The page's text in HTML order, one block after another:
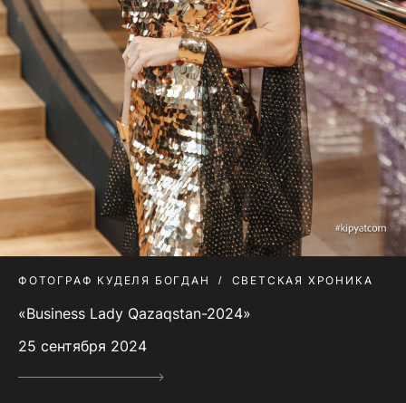
ФОТОГРАФ КУДЕЛЯ БОГДАН СВЕТСКАЯ ХРОНИКА
«Business Lady Qazaqstan-2024»
25 сентября 2024